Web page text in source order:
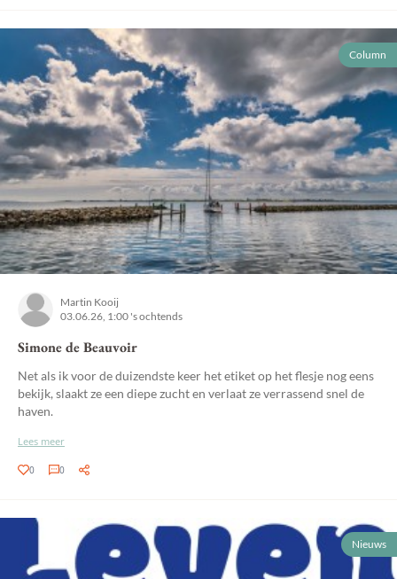
Column
Martin Kooij
03.06.26, 1:00 's ochtends
Simone de Beauvoir
Net als ik voor de duizendste keer het etiket op het flesje nog eens
bekijk, slaakt ze een diepe zucht en verlaat ze verrassend snel de
haven.
Lees meer
0 0
Nieuws